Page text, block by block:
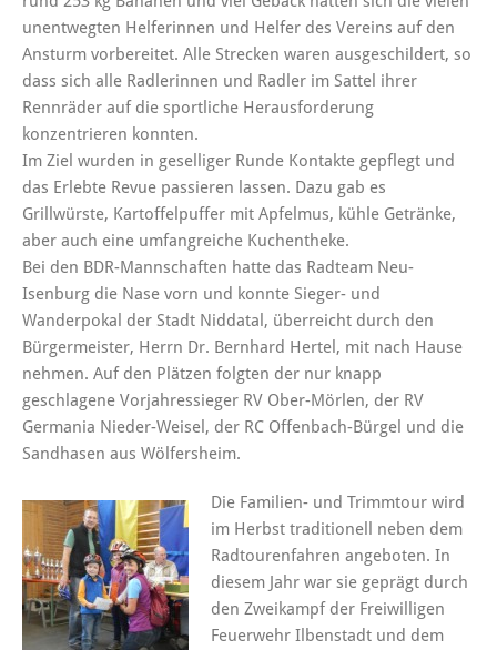
unentwegten Helferinnen und Helfer des Vereins auf den
Ansturm vorbereitet. Alle Strecken waren ausgeschildert, so
dass sich alle Radlerinnen und Radler im Sattel ihrer
Rennräder auf die sportliche Herausforderung
konzentrieren konnten.
Im Ziel wurden in geselliger Runde Kontakte gepflegt und
das Erlebte Revue passieren lassen. Dazu gab es
Grillwürste, Kartoffelpuffer mit Apfelmus, kühle Getränke,
aber auch eine umfangreiche Kuchentheke.
Bei den BDR-Mannschaften hatte das Radteam Neu-
Isenburg die Nase vorn und konnte Sieger- und
Wanderpokal der Stadt Niddatal, überreicht durch den
Bürgermeister, Herrn Dr. Bernhard Hertel, mit nach Hause
nehmen. Auf den Plätzen folgten der nur knapp
geschlagene Vorjahressieger RV Ober-Mörlen, der RV
Germania Nieder-Weisel, der RC Offenbach-Bürgel und die
Sandhasen aus Wölfersheim.
Die Familien- und Trimmtour wird
im Herbst traditionell neben dem
Radtourenfahren angeboten. In
diesem Jahr war sie geprägt durch
den Zweikampf der Freiwilligen
Feuerwehr Ilbenstadt und dem